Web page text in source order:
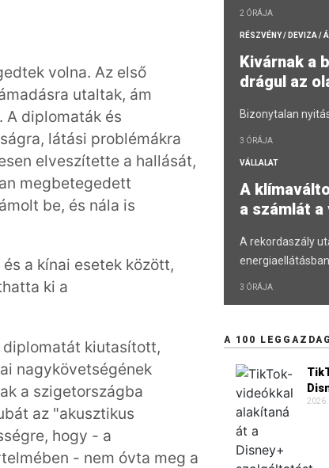
volna. Az első
utaltak, ám
A diplomaták és
látási problémákra
elveszítette a hallását,
megbetegedett
be, és nála is
a kínai esetek között,
ki a
diplomatát kiutasított,
nagykövetségének
a szigetországba
az "akusztikus
hogy - a
- nem óvta meg a
2 ÓRÁJA
RÉSZVÉNY / DEVIZA /
Kivárnak a
drágul az
Bizonytalan
3 ÓRÁJA
VÁLLALAT
A
a számlát
A rekordaszály
energiaellátásban.
3 ÓRÁJA
A 100
2026.